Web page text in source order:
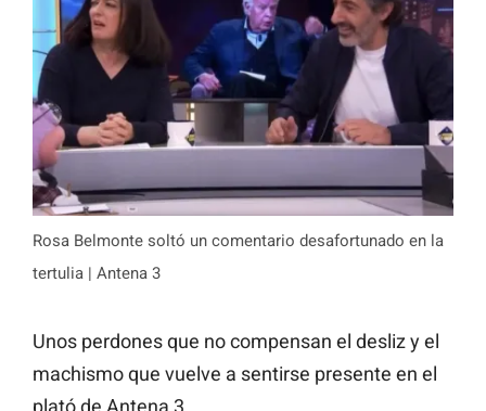
Rosa Belmonte soltó un comentario desafortunado en la
tertulia | Antena 3
Unos perdones que no compensan el desliz y el
machismo que vuelve a sentirse presente en el
plató de Antena 3.